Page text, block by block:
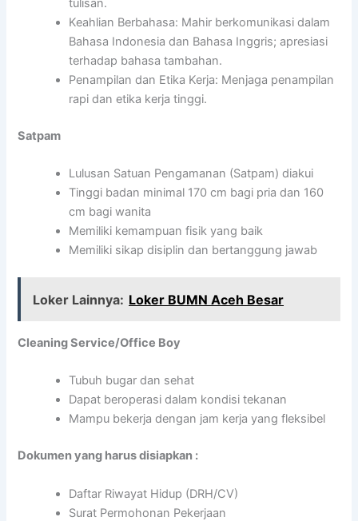
tulisan.
Keahlian Berbahasa: Mahir berkomunikasi dalam
Bahasa Indonesia dan Bahasa Inggris; apresiasi
terhadap bahasa tambahan.
Penampilan dan Etika Kerja: Menjaga penampilan
rapi dan etika kerja tinggi.
Satpam
Lulusan Satuan Pengamanan (Satpam) diakui
Tinggi badan minimal 170 cm bagi pria dan 160
cm bagi wanita
Memiliki kemampuan fisik yang baik
Memiliki sikap disiplin dan bertanggung jawab
Loker Lainnya: Loker BUMN Aceh Besar
Cleaning Service/Office Boy
Tubuh bugar dan sehat
Dapat beroperasi dalam kondisi tekanan
Mampu bekerja dengan jam kerja yang fleksibel
Dokumen yang harus disiapkan :
Daftar Riwayat Hidup (DRH/CV)
Surat Permohonan Pekerjaan